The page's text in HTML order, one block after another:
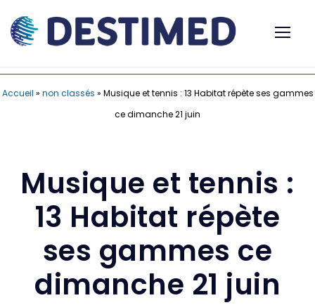
Accueil » non classés » Musique et tennis : 13 Habitat répète ses gammes
ce dimanche 21 juin
Musique et tennis :
13 Habitat répète
ses gammes ce
dimanche 21 juin